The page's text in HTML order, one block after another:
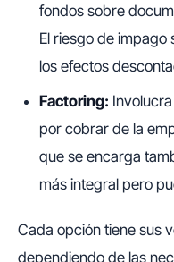
fondos sobre
El riesgo de impago
los efectos
Factoring:
por cobrar de la
que se encarga
más integral pero
Cada opción tiene sus
dependiendo de las